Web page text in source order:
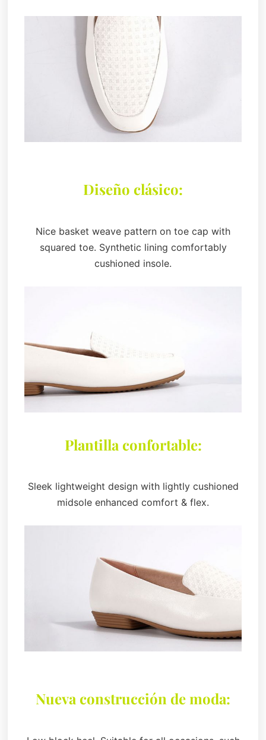
Diseño clásico:
Nice basket weave pattern on toe cap with
squared toe. Synthetic lining comfortably
cushioned insole.
Plantilla confortable:
Sleek lightweight design with lightly cushioned
midsole enhanced comfort & flex.
Nueva construcción de moda: